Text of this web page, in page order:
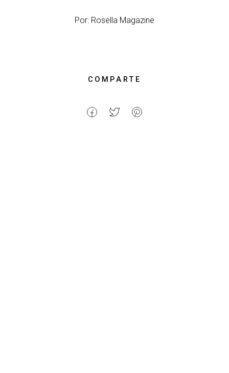
Por: Rosella Magazine
COMPARTE